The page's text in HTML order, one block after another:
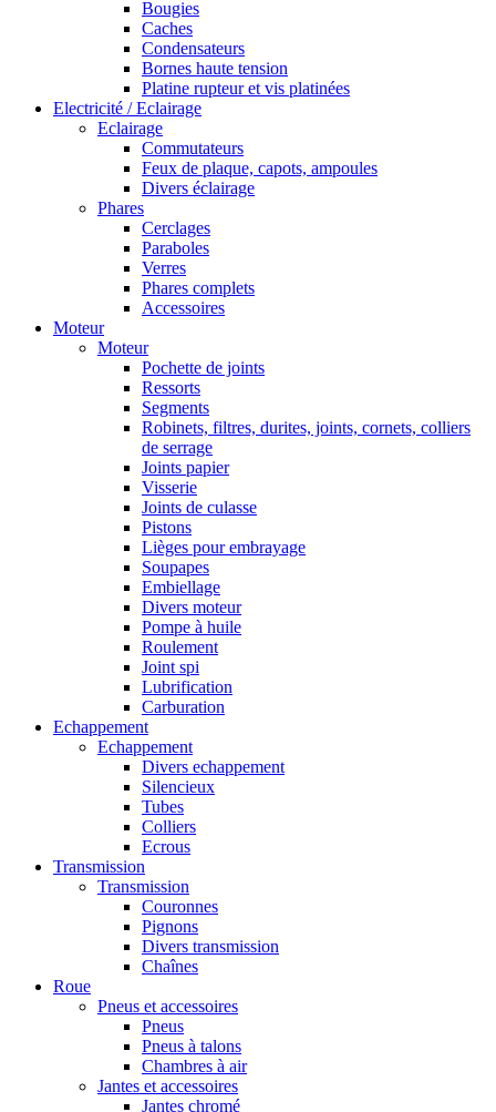
Bougies
Caches
Condensateurs
Bornes haute tension
Platine rupteur et vis platinées
Electricité / Eclairage
Eclairage
Commutateurs
Feux de plaque, capots, ampoules
Divers éclairage
Phares
Cerclages
Paraboles
Verres
Phares complets
Accessoires
Moteur
Moteur
Pochette de joints
Ressorts
Segments
Robinets, filtres, durites, joints, cornets, colliers
de serrage
Joints papier
Visserie
Joints de culasse
Pistons
Lièges pour embrayage
Soupapes
Embiellage
Divers moteur
Pompe à huile
Roulement
Joint spi
Lubrification
Carburation
Echappement
Echappement
Divers echappement
Silencieux
Tubes
Colliers
Ecrous
Transmission
Transmission
Couronnes
Pignons
Divers transmission
Chaînes
Roue
Pneus et accessoires
Pneus
Pneus à talons
Chambres à air
Jantes et accessoires
Jantes chromé